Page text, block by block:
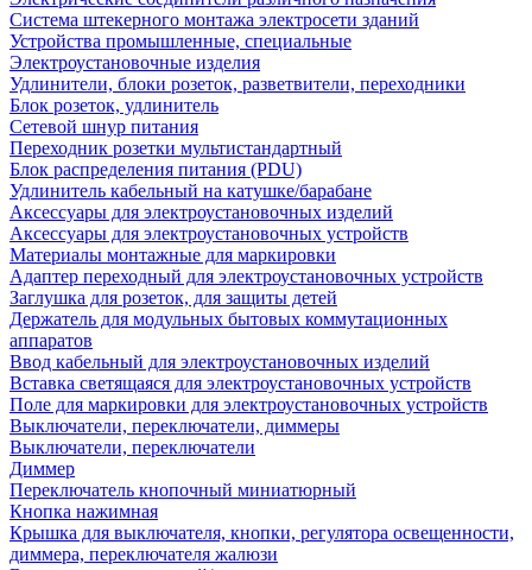
Система штекерного монтажа электросети зданий
Устройства промышленные, специальные
Электроустановочные изделия
Удлинители, блоки розеток, разветвители, переходники
Блок розеток, удлинитель
Сетевой шнур питания
Переходник розетки мультистандартный
Блок распределения питания (PDU)
Удлинитель кабельный на катушке/барабане
Аксессуары для электроустановочных изделий
Аксессуары для электроустановочных устройств
Материалы монтажные для маркировки
Адаптер переходный для электроустановочных устройств
Заглушка для розеток, для защиты детей
Держатель для модульных бытовых коммутационных
аппаратов
Ввод кабельный для электроустановочных изделий
Вставка светящаяся для электроустановочных устройств
Поле для маркировки для электроустановочных устройств
Выключатели, переключатели, диммеры
Выключатели, переключатели
Диммер
Переключатель кнопочный миниатюрный
Кнопка нажимная
Крышка для выключателя, кнопки, регулятора освещенности,
диммера, переключателя жалюзи